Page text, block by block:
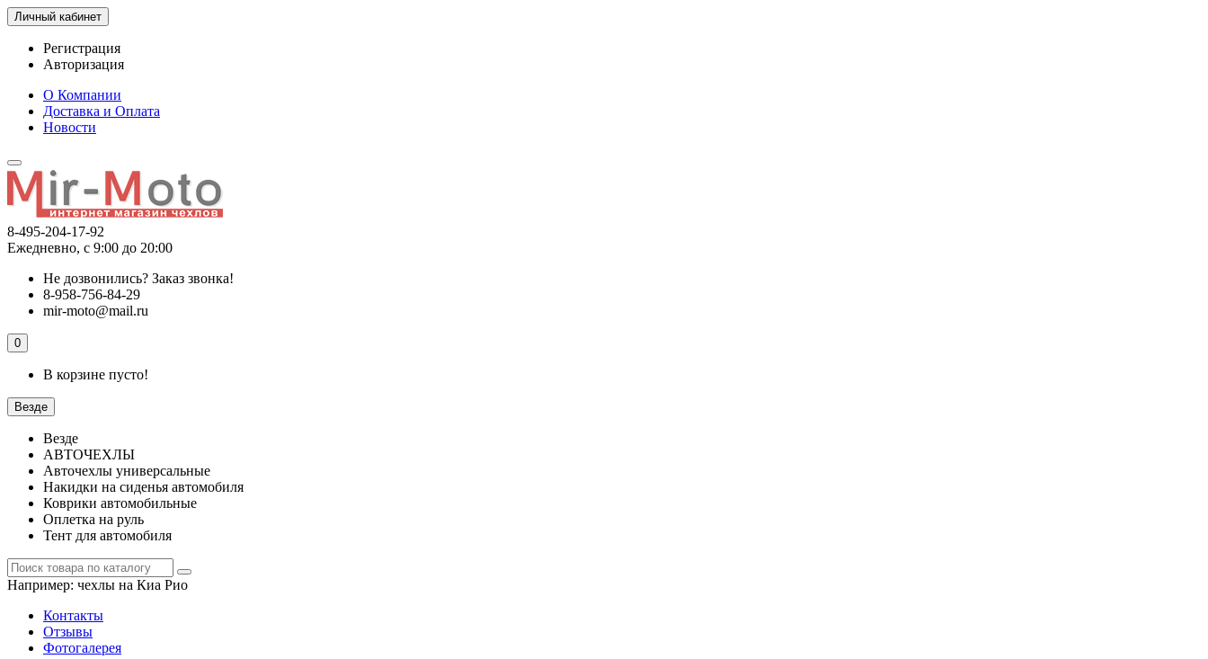
Личный кабинет
Регистрация
Авторизация
О Компании
Доставка и Оплата
Новости
8-495-204-17-92
Ежедневно, с 9:00 до 20:00
Не дозвонились? Заказ звонка!
8-958-756-84-29
mir-moto@mail.ru
0
В корзине пусто!
Везде
Везде
АВТОЧЕХЛЫ
Авточехлы универсальные
Накидки на сиденья автомобиля
Коврики автомобильные
Оплетка на руль
Тент для автомобиля
Например: чехлы на Киа Рио
Контакты
Отзывы
Фотогалерея